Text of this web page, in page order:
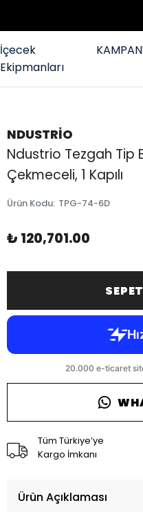
İçecek
Ekipmanları
NDUSTRİO
Ndustrio Tezgah Tip
Çekmeceli, 1 Kapılı
Ürün Kodu: TPG-74-6D
₺ 120,701.00
Tüm Türkiye’ye
Kargo İmkanı
Ürün Açıklaması